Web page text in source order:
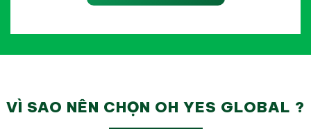
VÌ SAO NÊN CHỌN OH YES GLOBAL ?